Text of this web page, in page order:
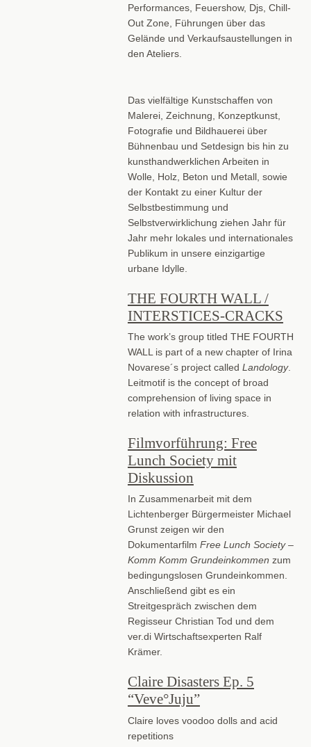
Performances, Feuershow, Djs, Chill-
Out Zone, Führungen über das
Gelände und Verkaufsaustellungen in
den Ateliers.
Das vielfältige Kunstschaffen von
Malerei, Zeichnung, Konzeptkunst,
Fotografie und Bildhauerei über
Bühnenbau und Setdesign bis hin zu
kunsthandwerklichen Arbeiten in
Wolle, Holz, Beton und Metall, sowie
der Kontakt zu einer Kultur der
Selbstbestimmung und
Selbstverwirklichung ziehen Jahr für
Jahr mehr lokales und internationales
Publikum in unsere einzigartige
urbane Idylle.
THE FOURTH WALL /
INTERSTICES-CRACKS
The work’s group titled THE FOURTH
WALL is part of a new chapter of Irina
Novarese´s project called Landology.
Leitmotif is the concept of broad
comprehension of living space in
relation with infrastructures.
Filmvorführung: Free
Lunch Society mit
Diskussion
In Zusammenarbeit mit dem
Lichtenberger Bürgermeister Michael
Grunst zeigen wir den
Dokumentarfilm Free Lunch Society –
Komm Komm Grundeinkommen zum
bedingungslosen Grundeinkommen.
Anschließend gibt es ein
Streitgespräch zwischen dem
Regisseur Christian Tod und dem
ver.di Wirtschaftsexperten Ralf
Krämer.
Claire Disasters Ep. 5
“Veve°Juju”
Claire loves voodoo dolls and acid
repetitions